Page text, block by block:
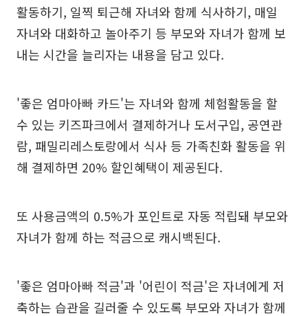
활동하기, 일찍 퇴근해 자녀와 함께 식사하기, 매일
자녀와 대화하고 놀아주기 등 부모와 자녀가 함께 보
내는 시간을 늘리자는 내용을 담고 있다.
'좋은 엄마아빠 카드'는 자녀와 함께 체험활동을 할
수 있는 키즈파크에서 결제하거나 도서구입, 공연관
람, 패밀리레스토랑에서 식사 등 가족친화 활동을 위
해 결제하면 20% 할인혜택이 제공된다.
또 사용금액의 0.5%가 포인트로 자동 적립돼 부모와
자녀가 함께 하는 적금으로 캐시백된다.
'좋은 엄마아빠 적금'과 '어린이 적금'은 자녀에게 저
축하는 습관을 길러줄 수 있도록 부모와 자녀가 함께